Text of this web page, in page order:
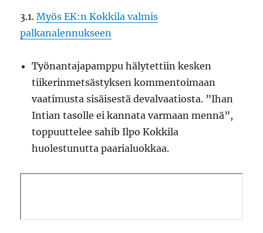
3.1.Myös EK:n Kokkila valmis
palkanalennukseen
Työnantajapamppu hälytettiin kesken
tiikerinmetsästyksen kommentoimaan
vaatimusta sisäisestä devalvaatiosta. ”Ihan
Intian tasolle ei kannata varmaan mennä”,
toppuuttelee sahib Ilpo Kokkila
huolestunutta paarialuokkaa.